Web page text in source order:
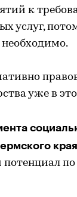
к
услуг,
уже в